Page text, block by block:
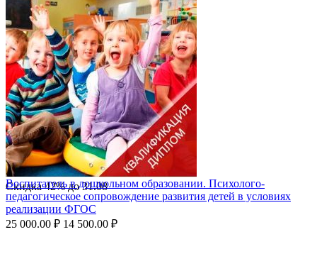
Скидка42%до31.08
Воспитатель в дошкольном образовании. Психолого-
педагогическое сопровождение развития детей в условиях
реализации ФГОС
25 000.00 ₽ 14 500.00 ₽